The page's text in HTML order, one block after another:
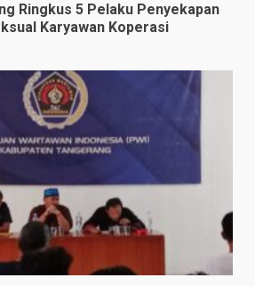
Ringkus 5 Pelaku Penyekapan
Karyawan Koperasi